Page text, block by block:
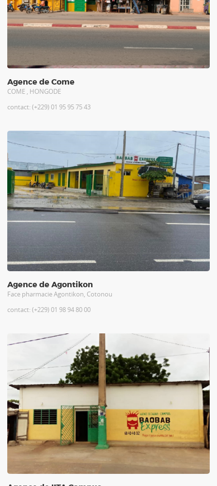
Agence de Come
COME , HONGODE
contact: (+229) 01 95 95 75 43
Agence de Agontikon
Face pharmacie Agontikon, Cotonou
contact: (+229) 01 98 94 80 00